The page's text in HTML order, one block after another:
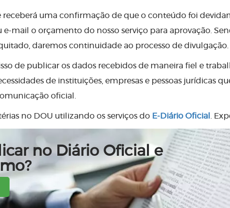
receberá uma confirmação de que o conteúdo foi
e-mail o orçamento do nosso serviço para aprovação.
daremos continuidade ao processo de divulgação.
de publicar os dados recebidos de maneira fiel e
de instituições, empresas e pessoas jurídicas
oficial.
no DOU utilizando os serviços do E-Diário Oficial .
no Diário Oficial e